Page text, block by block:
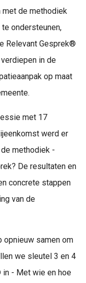
met de methodiek
ondersteunen,
Relevant Gesprek®
in de
op maat
met 17
werd er
methodiek -
De resultaten en
concrete stappen
van de
samen om
we sleutel 3 en 4
in - Met wie en hoe